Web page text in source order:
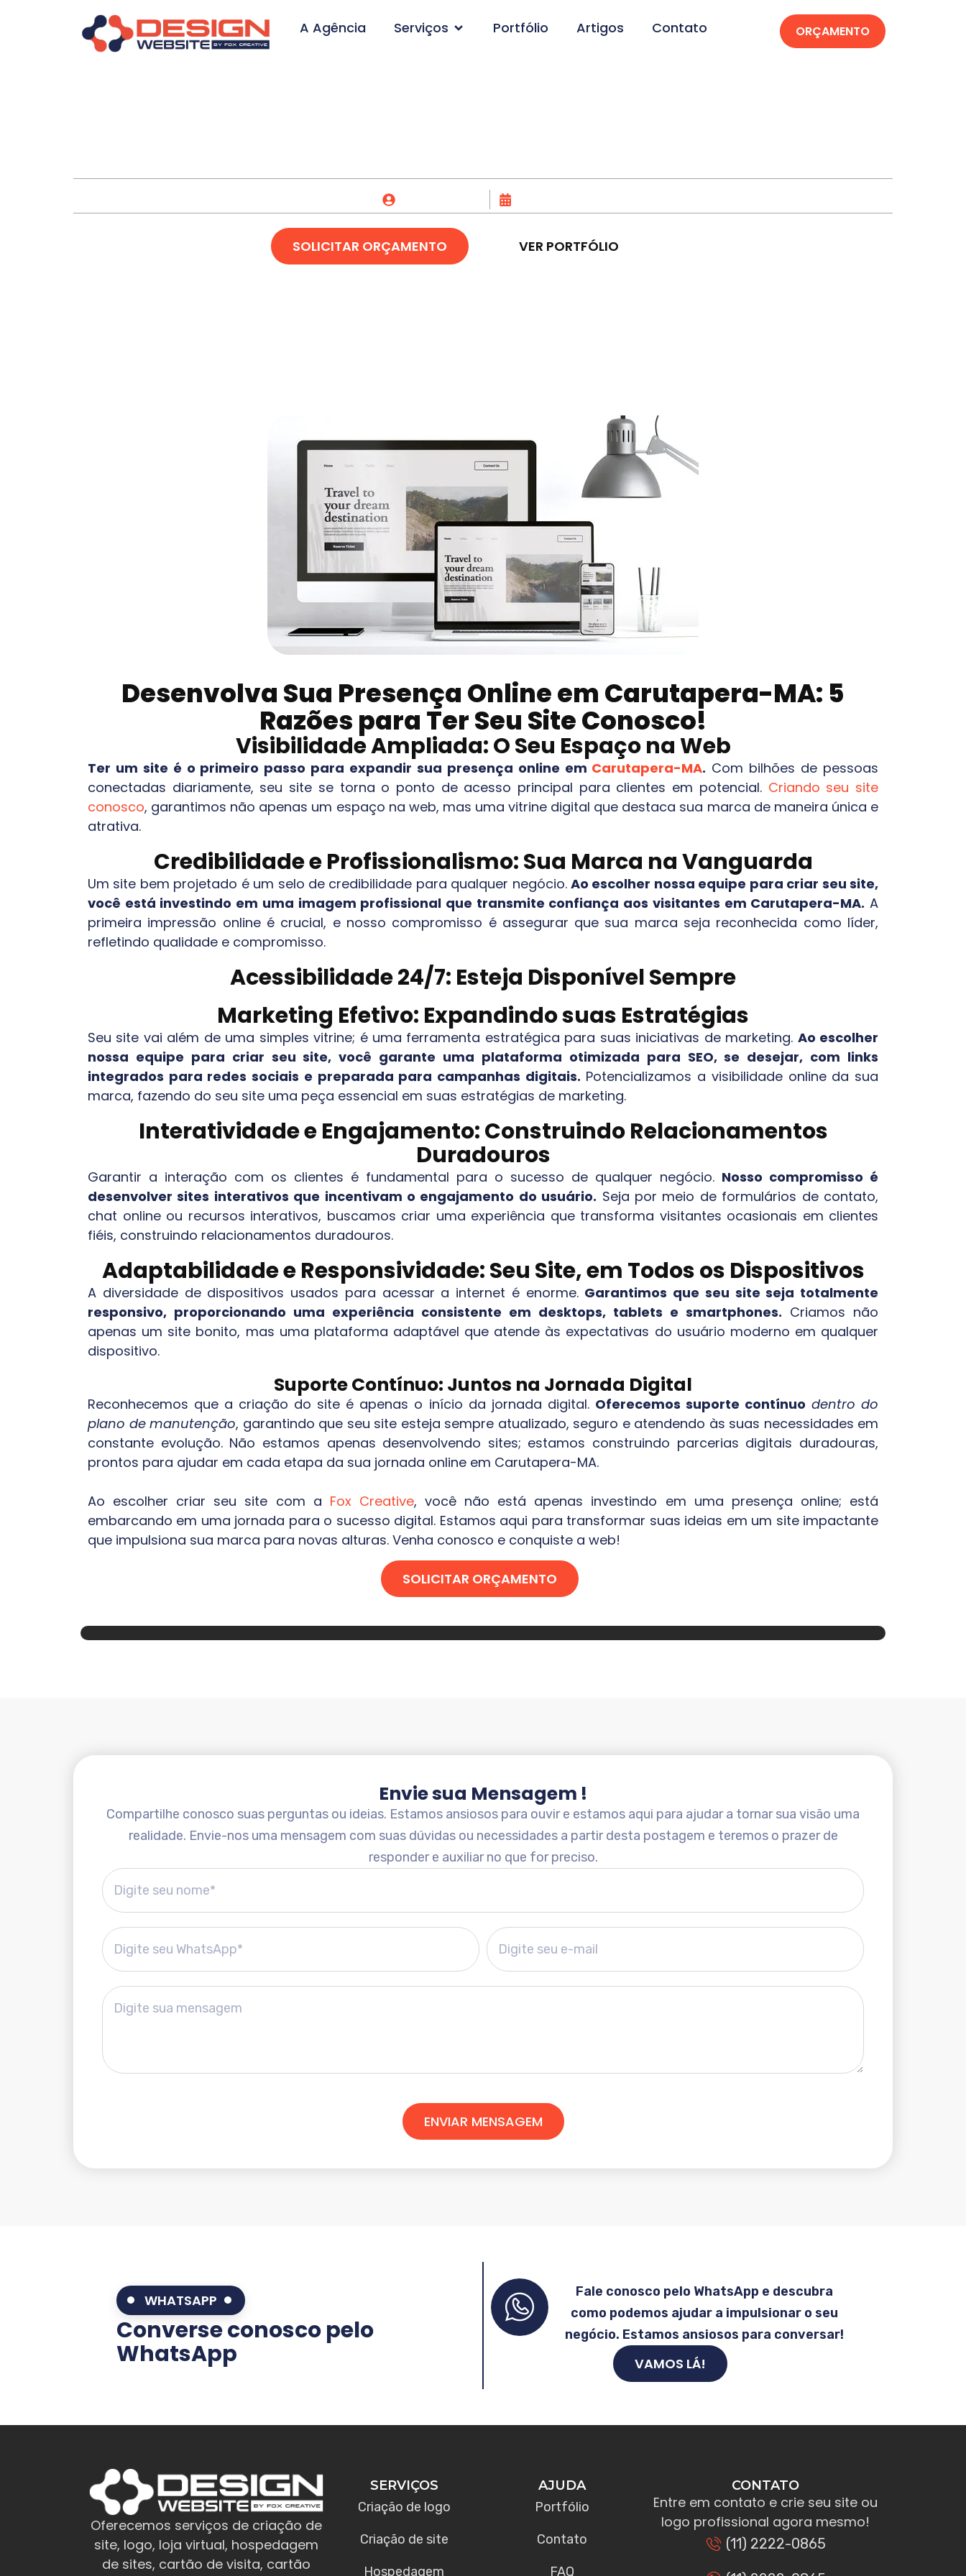
A Agência Serviços Portfólio Artigos Contato ORÇAMENTO
SOLICITAR ORÇAMENTO VER PORTFÓLIO
Desenvolva Sua Presença Online em Carutapera-MA: 5
Razões para Ter Seu Site Conosco!
Visibilidade Ampliada: O Seu Espaço na Web
Ter um site é o primeiro passo para expandir sua presença online em Carutapera-MA. Com bilhões de pessoas
conectadas diariamente, seu site se torna o ponto de acesso principal para clientes em potencial. Criando seu site
conosco, garantimos não apenas um espaço na web, mas uma vitrine digital que destaca sua marca de maneira única e
atrativa.
Credibilidade e Profissionalismo: Sua Marca na Vanguarda
Um site bem projetado é um selo de credibilidade para qualquer negócio.Ao escolher nossa equipe para criar seu site,
você está investindo em uma imagem profissional que transmite confiança aos visitantes em Carutapera-MA. A
primeira impressão online é crucial, e nosso compromisso é assegurar que sua marca seja reconhecida como líder,
refletindo qualidade e compromisso.
Acessibilidade 24/7: Esteja Disponível Sempre
Marketing Efetivo: Expandindo suas Estratégias
Seu site vai além de uma simples vitrine; é uma ferramenta estratégica para suas iniciativas de marketing. Ao escolher
nossa equipe para criar seu site, você garante uma plataforma otimizada para SEO, se desejar, com links
integrados para redes sociais e preparada para campanhas digitais. Potencializamos a visibilidade online da sua
marca, fazendo do seu site uma peça essencial em suas estratégias de marketing.
Interatividade e Engajamento: Construindo Relacionamentos
Duradouros
Garantir a interação com os clientes é fundamental para o sucesso de qualquer negócio. Nosso compromisso é
desenvolver sites interativos que incentivam o engajamento do usuário. Seja por meio de formulários de contato,
chat online ou recursos interativos, buscamos criar uma experiência que transforma visitantes ocasionais em clientes
fiéis, construindo relacionamentos duradouros.
Adaptabilidade e Responsividade: Seu Site, em Todos os Dispositivos
A diversidade de dispositivos usados para acessar a internet é enorme. Garantimos que seu site seja totalmente
responsivo, proporcionando uma experiência consistente em desktops, tablets e smartphones. Criamos não
apenas um site bonito, mas uma plataforma adaptável que atende às expectativas do usuário moderno em qualquer
dispositivo.
Suporte Contínuo: Juntos na Jornada Digital
Reconhecemos que a criação do site é apenas o início da jornada digital. Oferecemos suporte contínuo dentro do
plano de manutenção, garantindo que seu site esteja sempre atualizado, seguro e atendendo às suas necessidades em
constante evolução. Não estamos apenas desenvolvendo sites; estamos construindo parcerias digitais duradouras,
prontos para ajudar em cada etapa da sua jornada online em Carutapera-MA.
Ao escolher criar seu site com a Fox Creative, você não está apenas investindo em uma presença online; está
embarcando em uma jornada para o sucesso digital. Estamos aqui para transformar suas ideias em um site impactante
que impulsiona sua marca para novas alturas. Venha conosco e conquiste a web!
SOLICITAR ORÇAMENTO
Envie sua Mensagem !
Compartilhe conosco suas perguntas ou ideias. Estamos ansiosos para ouvir e estamos aqui para ajudar a tornar sua visão uma
realidade. Envie-nos uma mensagem com suas dúvidas ou necessidades a partir desta postagem e teremos o prazer de
responder e auxiliar no que for preciso.
ENVIAR MENSAGEM
WHATSAPP
Converse conosco pelo
WhatsApp
Fale conosco pelo WhatsApp e descubra
como podemos ajudar a impulsionar o seu
negócio. Estamos ansiosos para conversar!
VAMOS LÁ!
Oferecemos serviços de criação de
site, logo, loja virtual, hospedagem
de sites, cartão de visita, cartão
SERVIÇOS
Criação de logo
Criação de site
Hospedagem
AJUDA
Portfólio
Contato
FAQ
CONTATO
Entre em contato e crie seu site ou
logo profissional agora mesmo!
(11) 2222-0865